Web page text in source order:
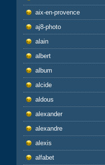
aix-en-provence
aj8-photo
alain
albert
album
alcide
aldous
alexander
alexandre
alexis
alfabet